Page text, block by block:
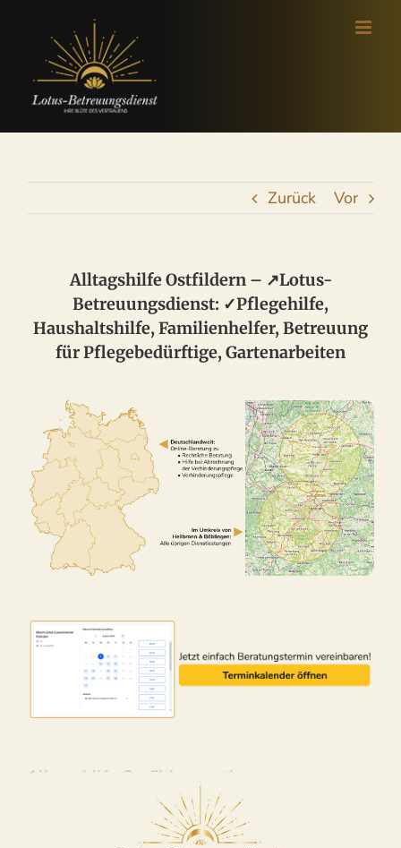
springen
Zurück Vor
Alltagshilfe Ostfildern – ↗️Lotus-
Betreuungsdienst: ✓Pflegehilfe,
Haushaltshilfe, Familienhelfer, Betreuung
für Pflegebedürftige, Gartenarbeiten
Alltagshilfe Ostfildern – ↗️Lotus-
Betreuungsdienst: ✓Pflegehilfe,
Haushaltshilfe, Familienhelfer, Betreuung für